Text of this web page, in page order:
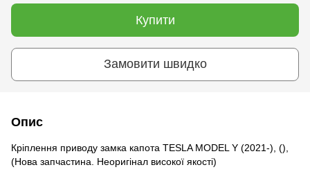
Купити
Замовити швидко
Опис
Кріплення приводу замка капота TESLA MODEL Y (2021-), (),
(Нова запчастина. Неоригінал високої якості)